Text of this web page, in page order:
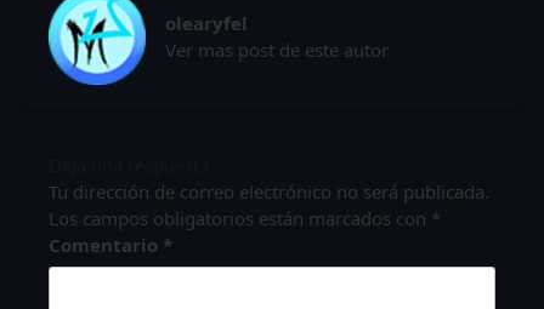
olearyfel
Ver mas post de este autor
Tu dirección de correo electrónico no será publicada.
Los campos obligatorios están marcados con *
Comentario *